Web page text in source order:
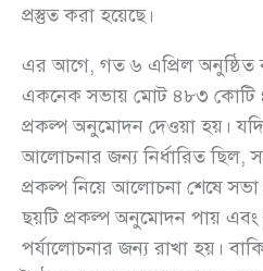
প্রস্তুত করা হয়েছে।
এর আগে, গত ৬ এপ্রিল অনুষ্ঠিত
একনেক সভায় মোট ৪৮৩ কোটি
প্রকল্প অনুমোদন দেওয়া হয়।
আলোচনার জন্য নির্ধারিত ছিল,
প্রকল্প নিয়ে আলোচনা শেষে সভা
ছয়টি প্রকল্প অনুমোদন পায়
পর্যালোচনার জন্য রাখা হয়।